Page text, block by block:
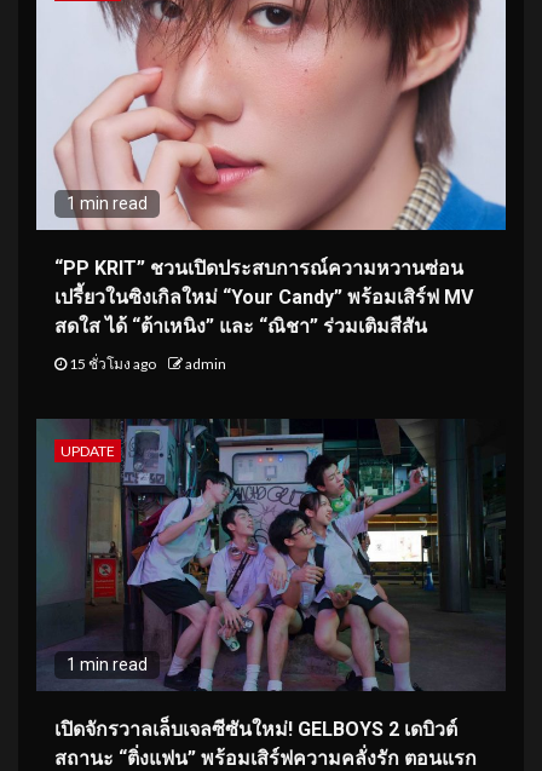
1 min read
“PP KRIT” ชวนเปิดประสบการณ์ความหวานซ่อน
เปรี้ยวในซิงเกิลใหม่ “Your Candy” พร้อมเสิร์ฟ MV
สดใส ได้ “ต้าเหนิง” และ “ณิชา” ร่วมเติมสีสัน
15 ชั่วโมง ago admin
UPDATE
1 min read
เปิดจักรวาลเล็บเจลซีซันใหม่! GELBOYS 2 เดบิวต์
สถานะ “ติ่งแฟน” พร้อมเสิร์ฟความคลั่งรัก ตอนแรก